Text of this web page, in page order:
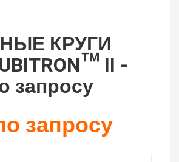
КРУГИ
II -
запросу
запросу